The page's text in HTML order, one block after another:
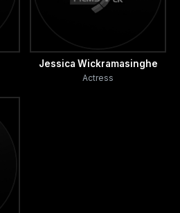
Jessica Wickramasinghe
Actress